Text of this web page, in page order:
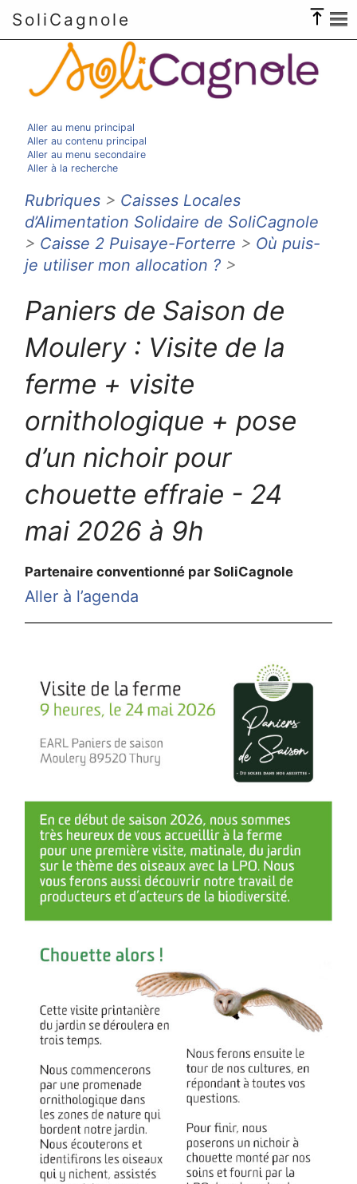
SoliCagnole
Aller au menu principal
Aller au contenu principal
Aller au menu secondaire
Aller à la recherche
Rubriques > Caisses Locales
d’Alimentation Solidaire de SoliCagnole
> Caisse 2 Puisaye-Forterre > Où puis-
je utiliser mon allocation ? >
Paniers de Saison de
Moulery : Visite de la
ferme + visite
ornithologique + pose
d’un nichoir pour
chouette effraie - 24
mai 2026 à 9h
Partenaire conventionné par SoliCagnole
Aller à l’agenda